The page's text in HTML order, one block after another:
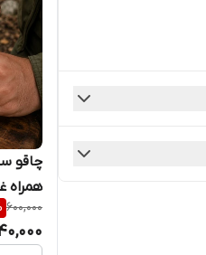
چاقو
همراه
600,000